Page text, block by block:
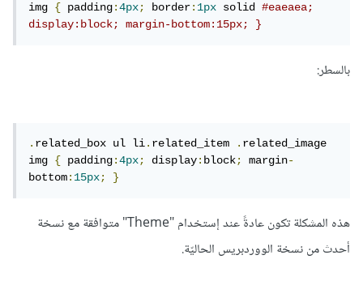
img { padding:4px; border:1px solid #eaeaea;
display:block; margin-bottom:15px; }
بالسطر:
.related_box ul li.related_item .related_image
img { padding:4px; display:block; margin-
bottom:15px; }
هذه المشكلة تكون عادةً عند إستخدام "Theme" متوافقة مع نسخة
أحدث من نسخة الووردبريس الحاليّة.